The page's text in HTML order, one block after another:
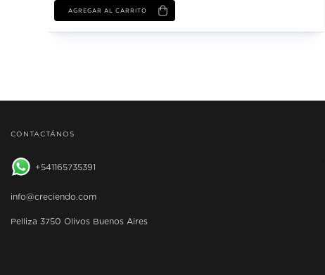
CONTACTÁNOS
541165735391
info@creciendo.com
Pelliza 3750 Olivos Buenos Aires